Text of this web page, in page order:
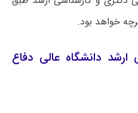
دانشگاه عالی دفاع